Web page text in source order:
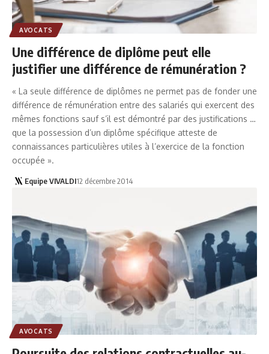
AVOCATS
Une différence de diplôme peut elle
justifier une différence de rémunération ?
« La seule différence de diplômes ne permet pas de fonder une
différence de rémunération entre des salariés qui exercent des
mêmes fonctions sauf s’il est démontré par des justifications …
que la possession d’un diplôme spécifique atteste de
connaissances particulières utiles à l’exercice de la fonction
occupée ».
Equipe VIVALDI12 décembre 2014
AVOCATS